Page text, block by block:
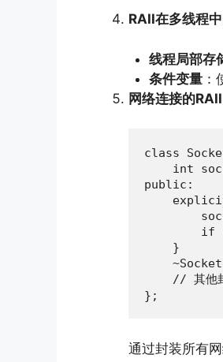
RAII在多线程
线程局部存
条件变量：
网络连接的RAII
class
int
public:
if
    }
// 其他
};
通过封装所有